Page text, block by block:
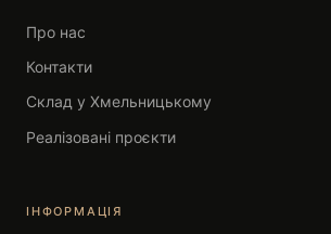
Про нас
Контакти
Склад у Хмельницькому
Реалізовані проєкти
ІНФОРМАЦІЯ